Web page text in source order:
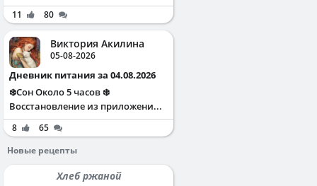
11 80
Виктория Акилина
05-08-2026
Дневник питания за 04.08.2026
❄️Сон Около 5 часов ❄️
Восстановление из приложени...
8
65
Новые рецепты
Хлеб ржаной